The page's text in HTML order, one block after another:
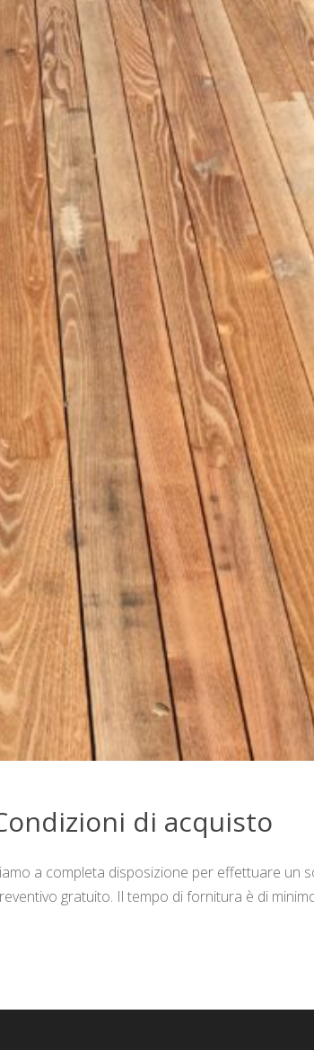
di acquisto
a completa disposizione per effettuare un
gratuito. Il tempo di fornitura è di